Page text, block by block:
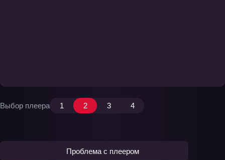
Выбор плеера 1 2 3 4
Проблема с плеером